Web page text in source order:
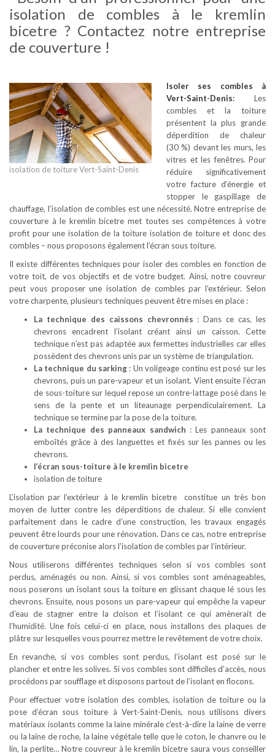
isolation de combles à le kremlin
bicetre ? Contactez notre entreprise
de couverture !
isolation de toiture Vert-Saint-Denis
Isoler ses combles à
Vert-Saint-Denis: Les
combles et la toiture
présentent la plus grande
déperdition de chaleur
(30 %) devant les murs, les
vitres et les fenêtres. Pour
réduire significativement
votre facture d’énergie et
stopper le gaspillage de
chauffage, l’isolation de combles est une nécessité. Notre entreprise de
couverture à le kremlin bicetre met toutes ses compétences à votre
profit pour une isolation de la toiture isolation de toiture et donc des
combles – nous proposons également l’écran sous toiture.
Il existe différentes techniques pour isoler des combles en fonction de
votre toit, de vos objectifs et de votre budget. Ainsi, notre couvreur
peut vous proposer une isolation de combles par l’extérieur. Selon
votre charpente, plusieurs techniques peuvent être mises en place :
La technique des caissons chevronnés : Dans ce cas, les
chevrons encadrent l’isolant créant ainsi un caisson. Cette
technique n’est pas adaptée aux fermettes industrielles car elles
possèdent des chevrons unis par un système de triangulation.
La technique du sarking : Un voligeage continu est posé sur les
chevrons, puis un pare-vapeur et un isolant. Vient ensuite l’écran
de sous-toiture sur lequel repose un contre-lattage posé dans le
sens de la pente et un liteaunage perpendiculairement. La
technique se termine par la pose de la toiture.
La technique des panneaux sandwich : Les panneaux sont
emboîtés grâce à des languettes et fixés sur les pannes ou les
chevrons.
l’écran sous-toiture à le kremlin bicetre
isolation de toiture
L’isolation par l’extérieur à le kremlin bicetre constitue un très bon
moyen de lutter contre les déperditions de chaleur. Si elle convient
parfaitement dans le cadre d’une construction, les travaux engagés
peuvent être lourds pour une rénovation. Dans ce cas, notre entreprise
de couverture préconise alors l’isolation de combles par l’intérieur.
Nous utiliserons différentes techniques selon si vos combles sont
perdus, aménagés ou non. Ainsi, si vos combles sont aménageables,
nous poserons un isolant sous la toiture en glissant chaque lé sous les
chevrons. Ensuite, nous posons un pare-vapeur qui empêche la vapeur
d’eau de stagner entre la cloison et l’isolant ce qui amènerait de
l’humidité. Une fois celui-ci en place, nous installons des plaques de
plâtre sur lesquelles vous pourrez mettre le revêtement de votre choix.
En revanche, si vos combles sont perdus, l’isolant est posé sur le
plancher et entre les solives. Si vos combles sont difficiles d’accès, nous
procédons par soufflage et disposons partout de l’isolant en flocons.
Pour effectuer votre isolation des combles, isolation de toiture ou la
pose d’écran sous toiture à Vert-Saint-Denis, nous utilisons divers
matériaux isolants comme la laine minérale c’est-à-dire la laine de verre
ou la laine de roche, la laine végétale telle que le coton, le chanvre ou le
lin, la perlite… Notre couvreur à le kremlin bicetre saura vous conseiller